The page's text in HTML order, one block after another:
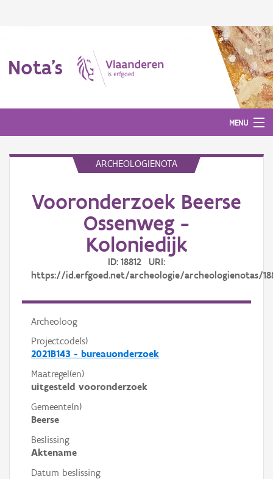
Nota's
MENU
Aanmelden
ARCHEOLOGIENOTA
Vooronderzoek Beerse
Ossenweg -
Koloniedijk
ID: 18812 URI:
https://id.erfgoed.net/archeologie/archeologienotas/
Archeoloog
Projectcode(s)
2021B143 - bureauonderzoek
Maatregel(en)
uitgesteld vooronderzoek
Gemeente(n)
Beerse
Beslissing
Aktename
Datum beslissing